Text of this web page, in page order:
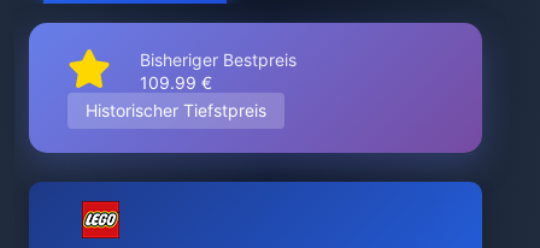
Bisheriger Bestpreis
109.99 €
Historischer Tiefstpreis